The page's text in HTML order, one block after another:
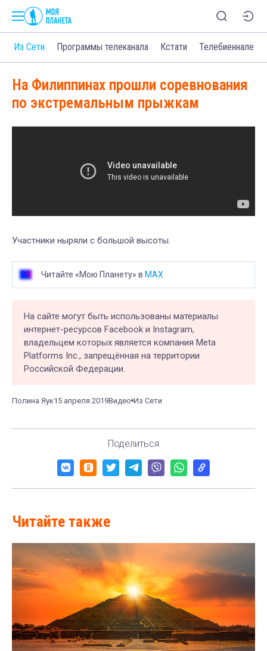
Из Сети Программы телеканала Кстати Телебиеннале
На Филиппинах прошли соревнования
по экстремальным прыжкам
Участники ныряли с большой высоты.
Читайте «Мою Планету» в MAX
На сайте могут быть использованы материалы
интернет-ресурсов Facebook и Instagram,
владельцем которых является компания Meta
Platforms Inc., запрещённая на территории
Российской Федерации.
Полина Яук15 апреля 2019Видео Из Сети
Поделиться
Читайте также